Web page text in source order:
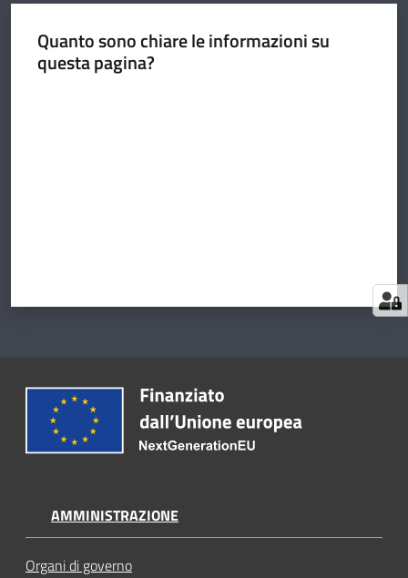
Quanto sono chiare le informazioni su
questa pagina?
AMMINISTRAZIONE
Organi di governo